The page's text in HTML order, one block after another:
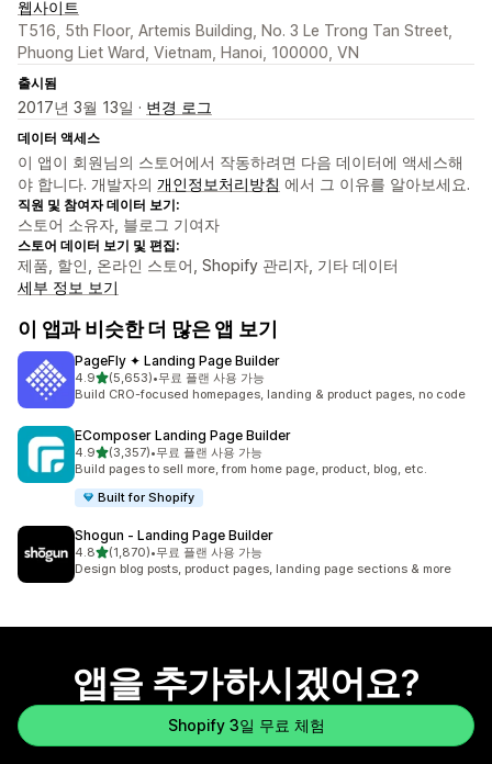
웹사이트
T516, 5th Floor, Artemis Building, No. 3 Le Trong Tan Street,
Phuong Liet Ward, Vietnam, Hanoi, 100000, VN
출시됨
2017년 3월 13일 · 변경 로그
데이터 액세스
이 앱이 회원님의 스토어에서 작동하려면 다음 데이터에 액세스해
야 합니다. 개발자의 개인정보처리방침 에서 그 이유를 알아보세요.
직원 및 참여자 데이터 보기:
스토어 소유자, 블로그 기여자
스토어 데이터 보기 및 편집:
제품, 할인, 온라인 스토어, Shopify 관리자, 기타 데이터
세부 정보 보기
이 앱과 비슷한 더 많은 앱 보기
PageFly ✦ Landing Page Builder
4.9별 5개 중
(5,653)
총 리뷰 5653개
•무료 플랜 사용 가능
Build CRO-focused homepages, landing & product pages, no code
EComposer Landing Page Builder
4.9별 5개 중
(3,357)
총 리뷰 3357개
•무료 플랜 사용 가능
Build pages to sell more, from home page, product, blog, etc.
Built for Shopify
Shogun ‑ Landing Page Builder
4.8별 5개 중
(1,870)
총 리뷰 1870개
•무료 플랜 사용 가능
Design blog posts, product pages, landing page sections & more
앱을 추가하시겠어요?
Shopify 3일 무료 체험